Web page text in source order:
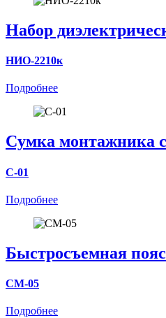
Набор
НИО-2210к
Подробнее
Cумка монтажника
С-01
Подробнее
Быстросъемная
СМ-05
Подробнее